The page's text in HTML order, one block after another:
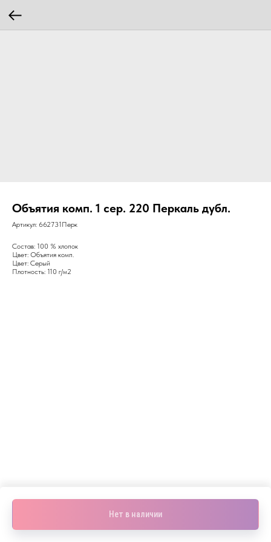
Объятия комп. 1 сер. 220 Перкаль дубл.
Артикул: 662731Перк
Нет в наличии
Состав: 100 % хлопок
Цвет: Объятия комп.
Цвет: Серый
Плотность: 110 г/м2